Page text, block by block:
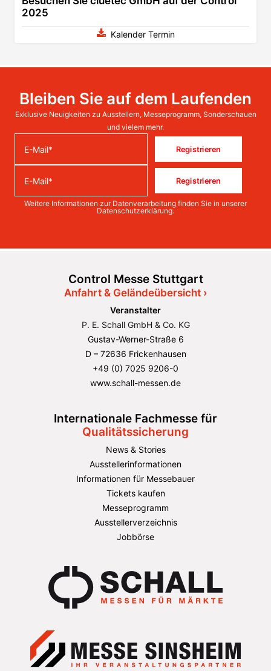
2025
Kalender Termin
Bleiben Sie auf dem Laufenden
Exklusive Neuigkeiten zu Ausstellern, Messeprogramm, Sonderschauen
und vielem mehr.
Registrieren
Registrieren
Weitere Informationen zur Datenverarbeitung finden Sie in unserer
Datenschutzerklärung.
Control Messe Stuttgart
Anfahrt & Geländeübersicht ›
Veranstalter
P. E. Schall GmbH & Co. KG
Gustav-Werner-Straße 6
D – 72636 Frickenhausen
+49 (0) 7025 9206-0
www.schall-messen.de
Internationale Fachmesse für
Qualitätssicherung
News & Stories
Ausstellerinformationen
Informationen für Messebauer
Tickets kaufen
Messeprogramm
Ausstellerverzeichnis
Jobbörse